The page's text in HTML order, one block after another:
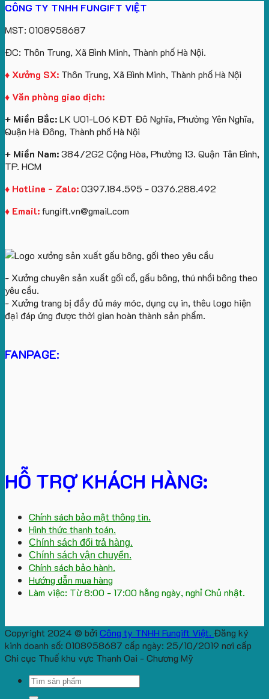
theo
yêu
cầu
Vinhomes
logo
Future
Group
in
Catherine
tặng
Tặng
Sự
Kiện
U
Logo
CÔNG TY TNHH FUNGIFT VIỆT
MST: 0108958687
ĐC: Thôn Trung, Xã Bình Minh, Thành phố Hà Nội.
♦ Xưởng SX: Thôn Trung, Xã Bình Minh, Thành phố Hà Nội
♦ Văn phòng giao dịch:
+ Miền Bắc:LK U01-L06 KĐT Đô Nghĩa, Phường Yên Nghĩa,
Quận Hà Đông, Thành phố Hà Nội
+ Miền Nam:384/2G2 Cộng Hòa, Phường 13. Quận Tân Bình,
TP. HCM
♦ Hotline - Zalo:0397.184.595 - 0376.288.492
♦ Email:fungift.vn@gmail.com
- Xưởng chuyên sản xuất gối cổ, gấu bông, thú nhồi bông theo
yêu cầu.
- Xưởng trang bị đầy đủ máy móc, dụng cụ in, thêu logo hiện
đại đáp ứng được thời gian hoàn thành sản phẩm.
FANPAGE:
HỖ TRỢ KHÁCH HÀNG:
Chính sách bảo mật thông tin.
Hình thức thanh toán.
Chính sách đổi trả hàng.
Chính sách vận chuyển.
Chính sách bảo hành.
Hướng dẫn mua hàng
Làm việc: Từ 8:00 - 17:00 hằng ngày, nghỉ Chủ nhật.
Copyright 2024 © bởi Công ty TNHH Fungift Việt. Đăng ký
kinh doanh số: 0108958687 cấp ngày: 25/10/2019 nơi cấp
Chi cục Thuế khu vực Thanh Oai - Chương Mỹ
Search
for: